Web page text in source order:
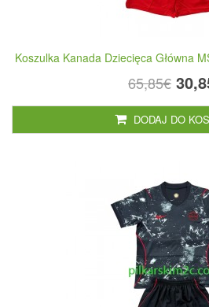
Koszulka Kanada Dziecięca Główna
65,85€
DODAJ DO